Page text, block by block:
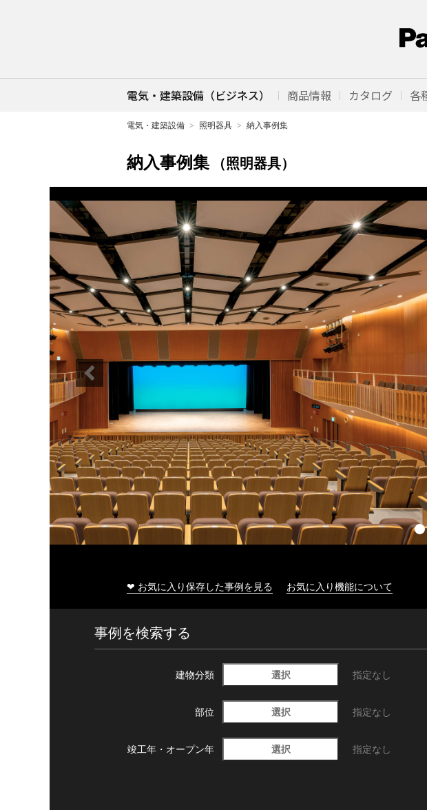
電気・建築設備（ビジネス） 商品情報 カタログ 各
電気・建築設備 照明器具 納入事例集
納入事例集 （照明器具）
大船渡市民文化会館
❤ お気に入り保存した事例を見る お気に入り機能について
事例を検索する
建物分類 選択 指定なし
部位 選択 指定なし
竣工年・ オープン年 選択 指定なし